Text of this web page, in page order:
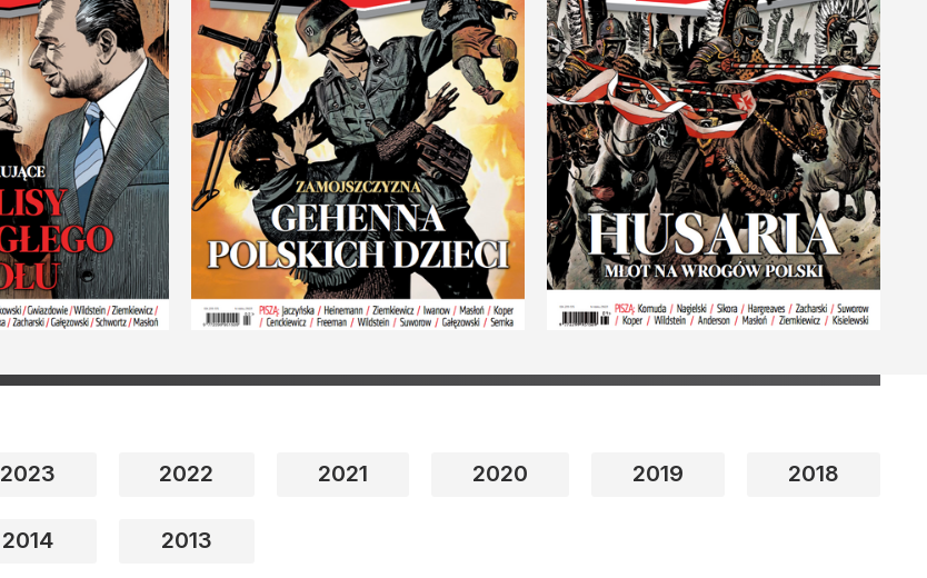
2023 2022 2021 2020 2019 2018
2014 2013